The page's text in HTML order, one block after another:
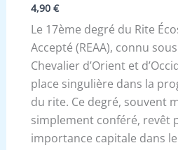
4,90 €
Le 17ème degré du Rite
Accepté (REAA), connu
Chevalier d’Orient et
place singulière dans la
du rite. Ce degré, souvent
simplement conféré, revêt
importance capitale dans